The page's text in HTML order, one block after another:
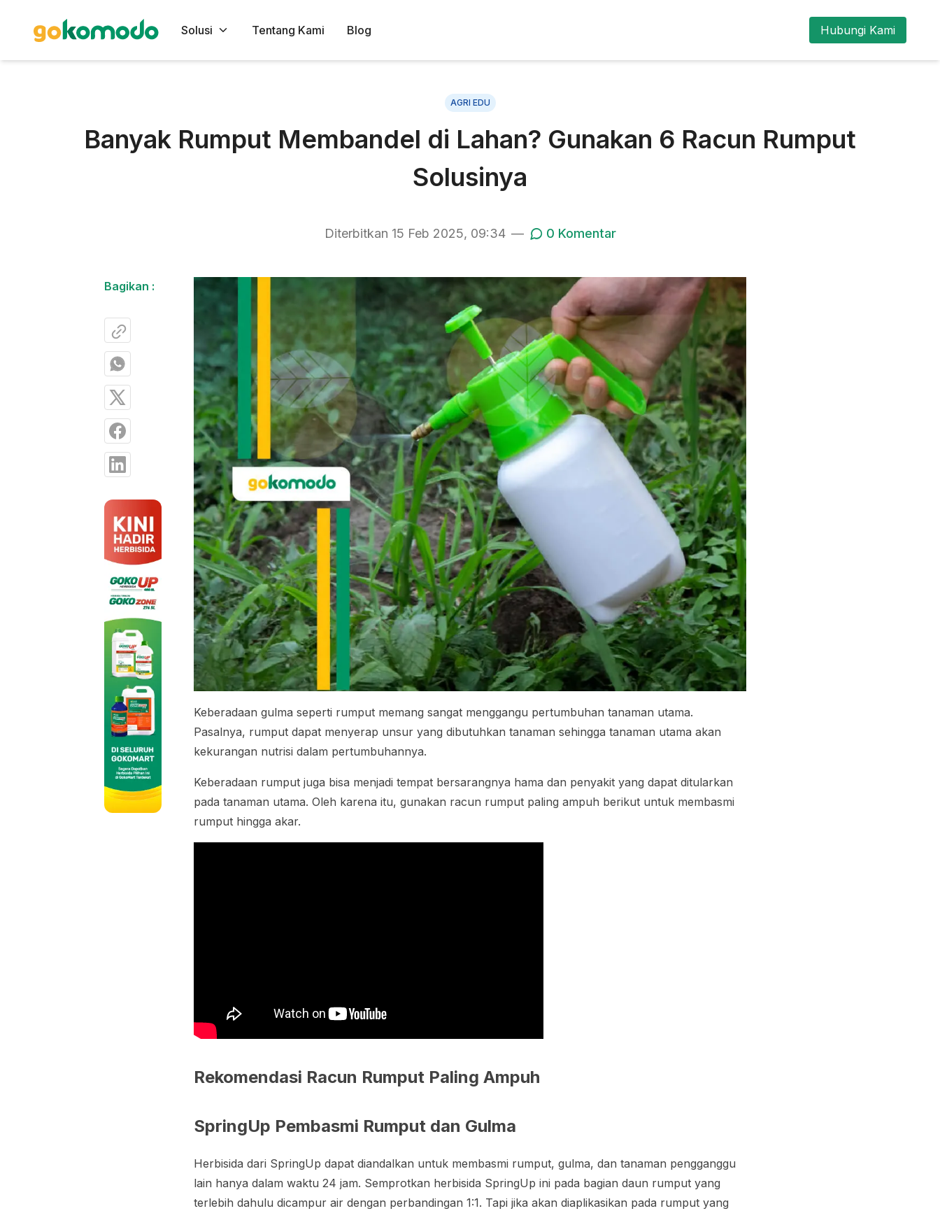
Solusi Tentang Kami Blog Hubungi Kami
AGRI EDU
Banyak Rumput Membandel di Lahan? Gunakan 6 Racun Rumput
Solusinya
Diterbitkan 15 Feb 2025, 09:34 — 0 Komentar
Bagikan :
Keberadaan gulma seperti rumput memang sangat menggangu pertumbuhan tanaman utama.
Pasalnya, rumput dapat menyerap unsur yang dibutuhkan tanaman sehingga tanaman utama akan
kekurangan nutrisi dalam pertumbuhannya.
Keberadaan rumput juga bisa menjadi tempat bersarangnya hama dan penyakit yang dapat ditularkan
pada tanaman utama. Oleh karena itu, gunakan racun rumput paling ampuh berikut untuk membasmi
rumput hingga akar.
Rekomendasi Racun Rumput Paling Ampuh
SpringUp Pembasmi Rumput dan Gulma
Herbisida dari SpringUp dapat diandalkan untuk membasmi rumput, gulma, dan tanaman pengganggu
lain hanya dalam waktu 24 jam. Semprotkan herbisida SpringUp ini pada bagian daun rumput yang
terlebih dahulu dicampur air dengan perbandingan 1:1. Tapi jika akan diaplikasikan pada rumput yang